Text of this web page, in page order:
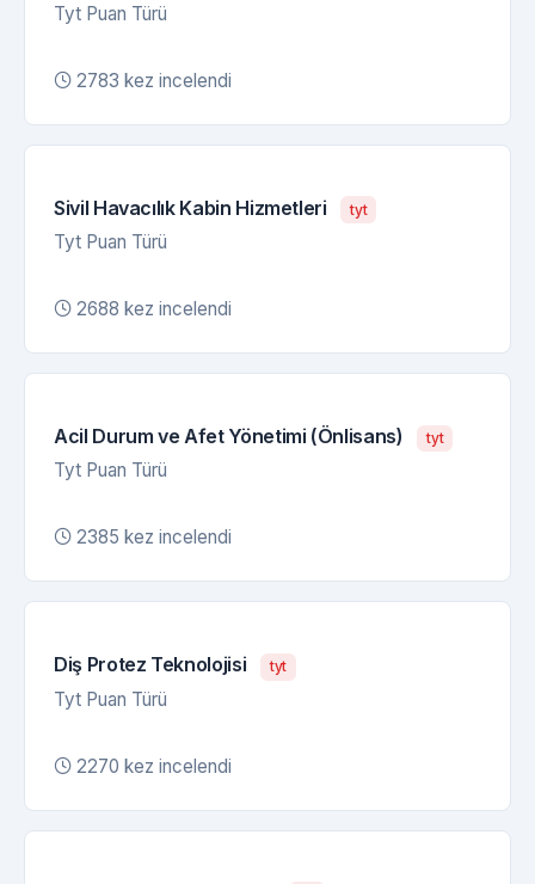
Tyt Puan Türü
2783 kez incelendi
Sivil Havacılık Kabin Hizmetleri tyt
Tyt Puan Türü
2688 kez incelendi
Acil Durum ve Afet Yönetimi (Önlisans) tyt
Tyt Puan Türü
2385 kez incelendi
Diş Protez Teknolojisi tyt
Tyt Puan Türü
2270 kez incelendi